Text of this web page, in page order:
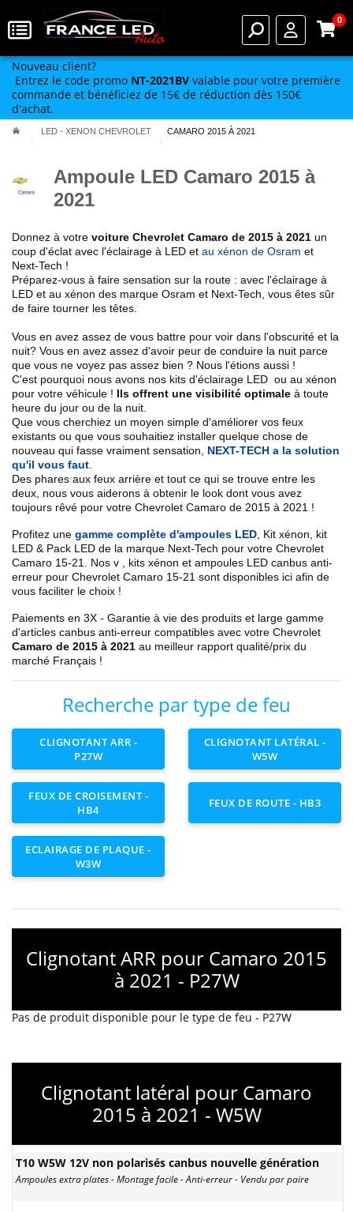
0
Nouveau client?
Entrez le code promo NT-2021BV valable pour votre première
commande et bénéficiez de 15€ de réduction dès 150€
d'achat.
LED - XENON CHEVROLET CAMARO 2015 À 2021
Ampoule LED Camaro 2015 à
2021
Donnez à votre voiture Chevrolet Camaro de 2015 à 2021 un
coup d'éclat avec l'éclairage à LED et au xénon de Osram et
Next-Tech !
Préparez-vous à faire sensation sur la route : avec l'éclairage à
LED et au xénon des marque Osram et Next-Tech , vous êtes sûr
de faire tourner les têtes.
Vous en avez assez de vous battre pour voir dans l'obscurité et la
nuit? Vous en avez assez d'avoir peur de conduire la nuit parce
que vous ne voyez pas assez bien ? Nous l'étions aussi !
C'est pourquoi nous avons nos kits d'éclairage LED ou au xénon
pour votre véhicule ! Ils offrent une visibilité optimale à toute
heure du jour ou de la nuit.
Que vous cherchiez un moyen simple d'améliorer vos feux
existants ou que vous souhaitiez installer quelque chose de
nouveau qui fasse vraiment sensation,
NEXT-TECH a la solution
qu'il vous faut
Des phares aux feux arrière et tout ce qui se trouve entre les
deux, nous vous aiderons à obtenir le look dont vous avez
toujours rêvé pour votre Chevrolet Camaro de 2015 à 2021 !
Profitez une gamme complète d'ampoules LED Kit xénon, kit
LED & Pack LED de la marque Next-Tech pour votre Chevrolet
Camaro 15-21 . Nos v
, kits xénon et ampoules LED canbus anti-
erreur pour Chevrolet Camaro 15-21 sont disponibles ici afin de
vous faciliter le choix !
Paiements en 3X - Garantie à vie des produits et large gamme
d'articles canbus anti-erreur compatibles avec votre Chevrolet
Camaro de 2015 à 2021 au meilleur rapport qualité/prix du
marché Français !
Recherche par type de feu
CLIGNOTANT ARR -
P27W
CLIGNOTANT LATÉRAL -
W5W
FEUX DE CROISEMENT -
HB4
FEUX DE ROUTE - HB3
ECLAIRAGE DE PLAQUE -
W3W
Clignotant ARR pour Camaro 2015
à 2021 - P27W
Pas de produit disponible pour le type de feu - P27W
Clignotant latéral pour Camaro
2015 à 2021 - W5W
T10 W5W 12V non polarisés canbus nouvelle génération
Ampoules extra plates - Montage facile - Anti-erreur - Vendu par paire